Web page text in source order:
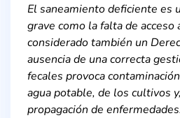
El saneamiento deficiente es
grave como la falta de acceso
considerado también un
ausencia de una correcta
fecales provoca
agua potable, de los cultivos
propagación de